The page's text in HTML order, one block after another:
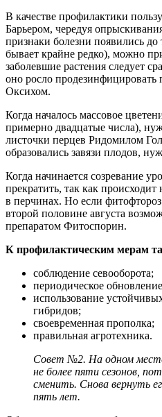
В качестве профилактики
Барьером, чередуя
признаки болезни появились до
бывает крайне редко), можно
заболевшие растения следует
оно росло
Оксихом.
Когда началось массовое
примерно двадцатые числа),
листочки перцев Ридомилом
образовались завязи плодов,
Когда начинается созревание
прекратить, так как
в перчинах. Но если
второй половине августа
препаратом Фитоспорин.
К профилактическим мерам
соблюдение севооборота;
периодическое
использование
гибридов;
своевременная прополка;
правильная агротехника.
Совет №2. На одном
не более пяти сезонов,
сменить. Снова вернуть
пять лет.